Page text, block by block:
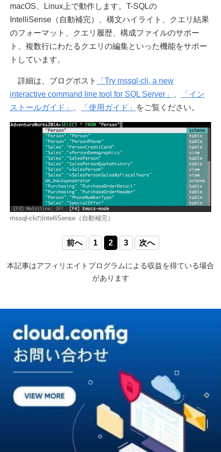
macOS、Linux上で動作します。T-SQLの
IntelliSense（自動補完）、構文ハイライト、クエリ結果
のフォーマット、クエリ履歴、構成ファイルのサポー
ト、複数行にわたるクエリの編集といった機能をサポー
トしています。
詳細は、ブログポスト
「Try mssql-cli, a new
interactive command line tool for SQL Server」
「イン
ストールガイド」
「使用ガイド」 をご覧ください。
mssql-cliのIntelliSense（自動補完）
前へ 1 2 3 次へ
本記事はアフィリエイトプログラムによる収益を得ている場合
があります